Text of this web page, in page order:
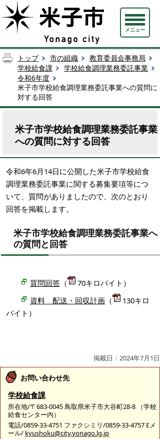
メニュー
トップ 市の組織
教育委員会事務局
学校給食課
学校給食調理業務委託事業
令和6年度
米子市学校給食調理業務委託事業への質問に
対する回答
米子市学校給食調理業務委託事業
への質問に対する回答
令和6年6月14日に公開した米子市学校給食
調理業務委託事業に関する募集要項等につ
いて、質問がありましたので、次のとおり
回答を掲載します。
米子市学校給食調理業務委託事業へ
の質問と回答
質問回答 （
70キロバイト）
資料 配送・回収計画 （
130キロ
バイト）
掲載日：2024年7月1日
お問い合わせ先
学校給食課
所在地/〒683-0045 鳥取県米子市大谷町28-8 （学校
給食センター内）
電話/0859-33-4751 ファクシミリ/0859-33-4757 Eメ
ール/ kyushoku@city.yonago.lg.jp